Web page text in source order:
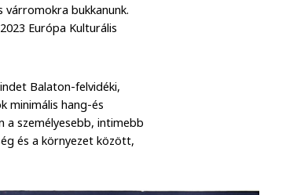
bukkanunk.
Európa Kulturális
Balaton-felvidéki,
minimális hang-és
a személyesebb, intimebb
és a környezet között,